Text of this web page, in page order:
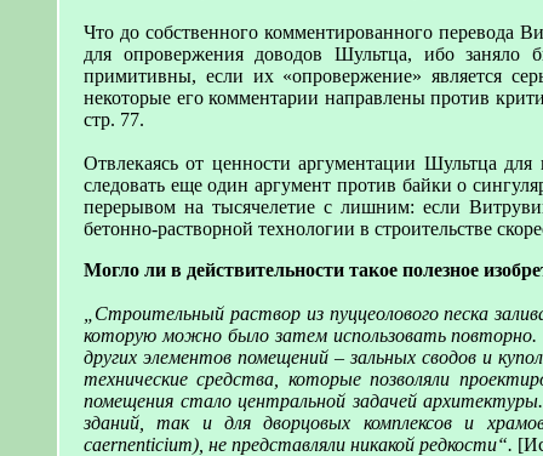
Что до собственного комментированного перевода
для опровержения доводов Шультца, ибо
примитивны, если их «опровержение» является
некоторые его комментарии направлены против
стр. 77.
Отвлекаясь от ценности аргументации Шультца
следовать еще один аргумент против байки о
перерывом на тысячелетие с лишним: если
бетонно-растворной технологии в строительстве
Могло ли в действительности такое полезное
„Строительный раствор из пуццеолового песка
которую можно было затем использовать
других элементов помещений – зальных сводов и
технические средства, которые позволяли
помещения стало центральной задачей
зданий, так и для дворцовых комплексов и
caernenticium), не представляли никакой редкости“.